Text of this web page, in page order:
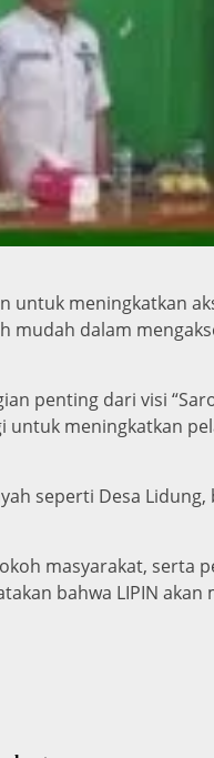
untuk meningkatkan
mudah dalam
penting dari visi
untuk meningkatkan
seperti Desa Lidung,
masyarakat, serta
bahwa LIPIN akan